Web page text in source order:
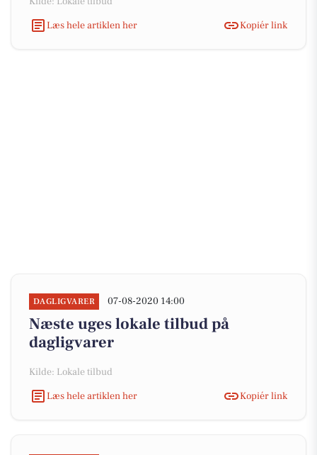
Læs hele artiklen her
Kopiér link
DAGLIGVARER 07-08-2020 14:00
Næste uges lokale tilbud på
dagligvarer
Kilde: Lokale tilbud
Læs hele artiklen her
Kopiér link